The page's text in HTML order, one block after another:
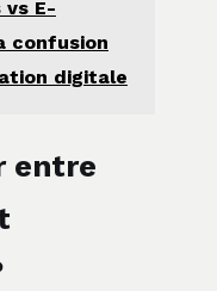
vs E-
confusion
digitale
entre